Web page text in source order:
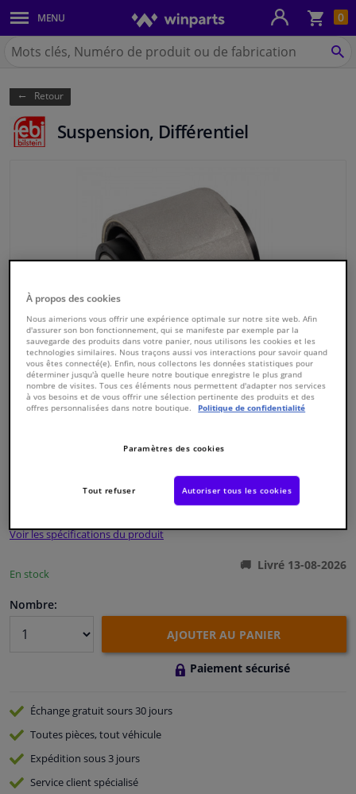
0
MENU
Carrosserie & tôles
Feux & ampoules
Freinage
Système d'échappement
Refroidissement & chauffage
Filtres & liquides
Bagages & transport
Fenêtres & accessoires
Camping-car, moto & vélo
Promotions et réductions
Chercher
Winparts.be
Retour
Suspension, Différentiel
Numéro de produit d'origine:
1240297
170806
TTC
Voir les spécifications du produit
En stock
Livré 13-08-2026
Nombre:
AJOUTER AU PANIER
Paiement sécurisé
Échange gratuitsours 30 jours
Toutes pièces, tout véhicule
Expédition sous 3 jours
Serviceclient spécialisé
À propos des cookies
Nous aimerions vous offrir une expérience optimale sur notre site web. Afin
d'assurer son bon fonctionnement, qui se manifeste par exemple par la
sauvegarde des produits dans votre panier, nous utilisons les cookies et les
technologies similaires. Nous traçons aussi vos interactions pour savoir quand
vous êtes connecté(e). Enfin, nous collectons les données statistiques pour
déterminer jusqu'à quelle heure notre boutique enregistre le plus grand
nombre de visites. Tous ces éléments nous permettent d'adapter nos services
à vos besoins et de vous offrir une sélection pertinente des produits et des
offres personnalisées dans notre boutique.
Politique de confidentialité
Paramètres des cookies
Tout refuser Autoriser tous les cookies